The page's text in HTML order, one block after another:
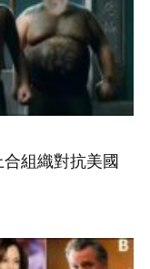
組織對抗美國